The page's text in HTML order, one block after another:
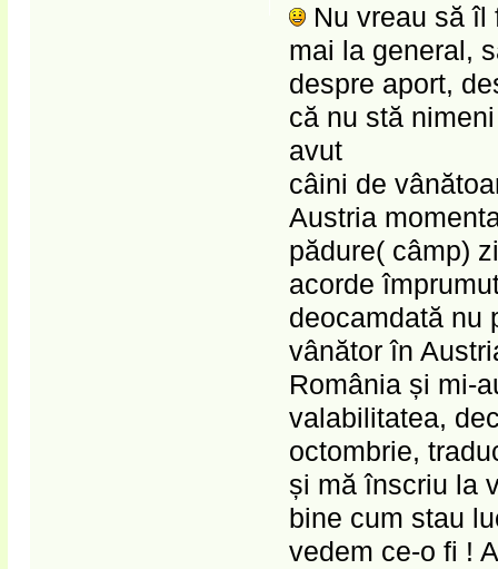
Nu vreau să îl
mai la general,
despre aport,
că nu stă
avut
câini de
Austria
pădure( câmp)
acorde
deocamdată nu
vânător în
România și mi-
valabilitatea,
octombrie,
și mă înscriu la
bine cum stau
vedem ce-o fi !